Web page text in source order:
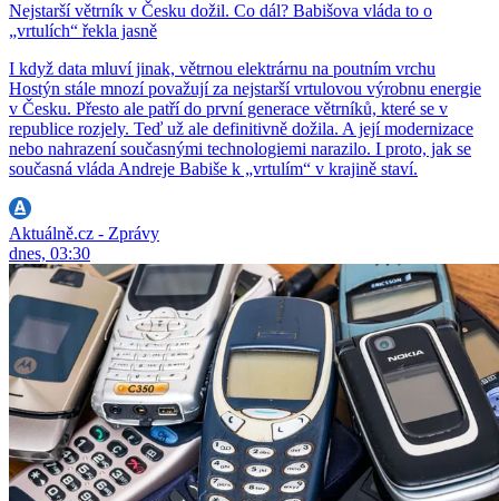
Nejstarší větrník v Česku dožil. Co dál? Babišova vláda to o
„vrtulích“ řekla jasně
I když data mluví jinak, větrnou elektrárnu na poutním vrchu
Hostýn stále mnozí považují za nejstarší vrtulovou výrobnu energie
v Česku. Přesto ale patří do první generace větrníků, které se v
republice rozjely. Teď už ale definitivně dožila. A její modernizace
nebo nahrazení současnými technologiemi narazilo. I proto, jak se
současná vláda Andreje Babiše k „vrtulím“ v krajině staví.
Aktuálně.cz - Zprávy
dnes, 03:30